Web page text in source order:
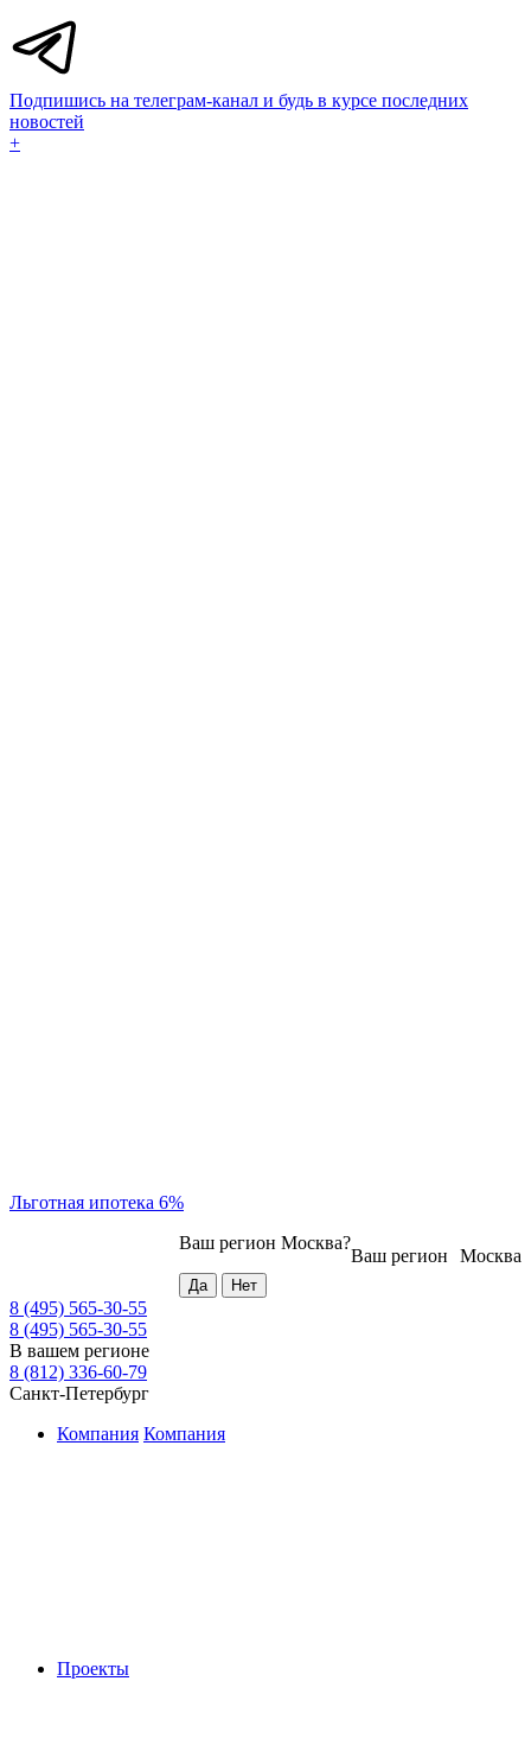
Подпишись на телеграм-канал и будь в курсе последних
новостей
+
Льготная ипотека 6%
Москва
Ваш регион
Ваш регион Москва?
8 (495) 565-30-55
8 (495) 565-30-55
В вашем регионе
8 (812) 336-60-79
Санкт-Петербург
Компания Компания
Проекты